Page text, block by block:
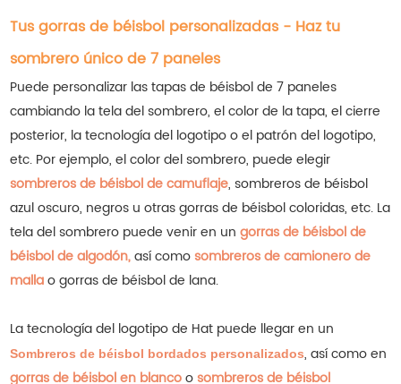
Tus gorras de béisbol personalizadas - Haz tu
sombrero único de 7 paneles
Puede personalizar las tapas de béisbol de 7 paneles
cambiando la tela del sombrero, el color de la tapa, el cierre
posterior, la tecnología del logotipo o el patrón del logotipo,
etc. Por ejemplo, el color del sombrero, puede elegir
sombreros de béisbol de camuflaje, sombreros de béisbol
azul oscuro, negros u otras gorras de béisbol coloridas, etc. La
tela del sombrero puede venir en ungorras de béisbol de
béisbol de algodón,así como sombreros de camionero de
mallao gorras de béisbol de lana.
La tecnología del logotipo de Hat puede llegar en un
Sombreros de béisbol bordados personalizados, así como en
gorras de béisbol en blancoo sombreros de béisbol